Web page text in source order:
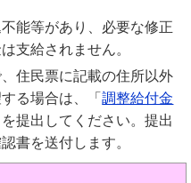
能等があり、必要な修正
支給されません。
住民票に記載の住所以外
る場合は、「調整給付金
を提出してください。提出
書を送付します。